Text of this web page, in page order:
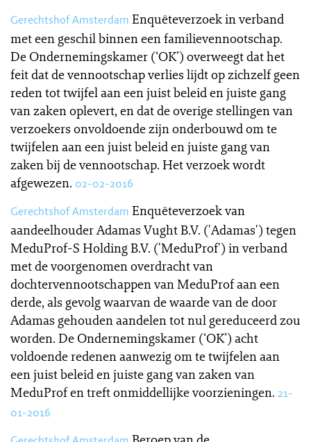
Gerechtshof Amsterdam Enquêteverzoek in verband
met een geschil binnen een familievennootschap.
De Ondernemingskamer (‘OK’) overweegt dat het
feit dat de vennootschap verlies lijdt op zichzelf geen
reden tot twijfel aan een juist beleid en juiste gang
van zaken oplevert, en dat de overige stellingen van
verzoekers onvoldoende zijn onderbouwd om te
twijfelen aan een juist beleid en juiste gang van
zaken bij de vennootschap. Het verzoek wordt
afgewezen. 02-02-2016
Gerechtshof Amsterdam Enquêteverzoek van
aandeelhouder Adamas Vught B.V. ('Adamas') tegen
MeduProf-S Holding B.V. ('MeduProf') in verband
met de voorgenomen overdracht van
dochtervennootschappen van MeduProf aan een
derde, als gevolg waarvan de waarde van de door
Adamas gehouden aandelen tot nul gereduceerd zou
worden. De Ondernemingskamer (‘OK’) acht
voldoende redenen aanwezig om te twijfelen aan
een juist beleid en juiste gang van zaken van
MeduProf en treft onmiddellijke voorzieningen. 21-
01-2016